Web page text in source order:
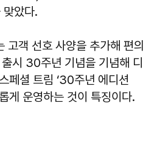
았다.
객 선호 사양을 추가해 편의
시 30주년 기념을 기념해 디
페셜 트림 ‘30주년 에디션
운영하는 것이 특징이다.